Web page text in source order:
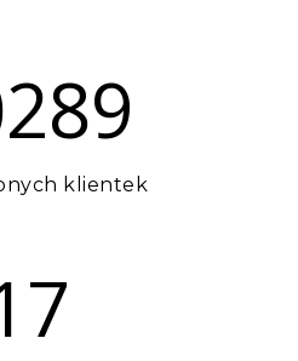
klientek